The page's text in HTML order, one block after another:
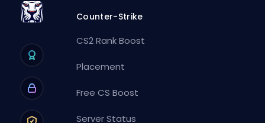
Counter-Strike
CS2 Rank Boost
Placement
Free CS Boost
Server Status